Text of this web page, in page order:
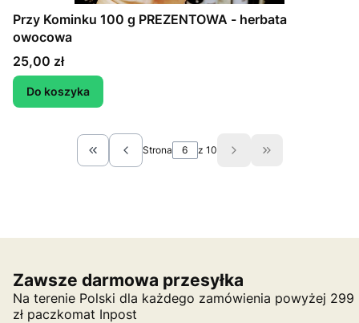
Przy Kominku 100 g PREZENTOWA - herbata
owocowa
Cena
25,00 zł
Do koszyka
Wróć do pierwszej strony z produktami
Strona z 10 Przejdź do
Zawsze darmowa przesyłka
Na terenie Polski dla każdego zamówienia powyżej 299
zł paczkomat Inpost